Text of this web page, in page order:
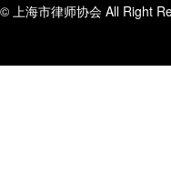
© 上海市律师协会 All Right